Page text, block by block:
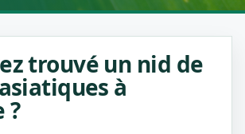
trouvé un nid de
à
?